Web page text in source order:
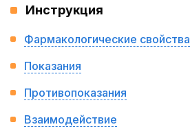
Инструкция
Фармакологические свойства
Показания
Противопоказания
Взаимодействие